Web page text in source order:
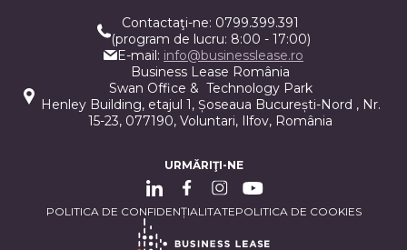
Contactaţi-ne: 0799.399.391
(program de lucru: 8:00 - 17:00)
E-mail: info@businesslease.ro
Business Lease România
Swan Office & Technology Park
Henley Building, etajul 1, Șoseaua București-Nord , Nr.
15-23, 077190, Voluntari, Ilfov, România
URMĂRIŢI-NE
POLITICA DE CONFIDENȚIALITATEPOLITICA DE COOKIES